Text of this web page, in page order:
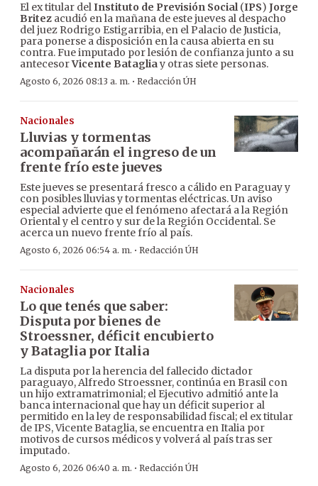
El ex titular delInstituto de Previsión Social(IPS) Jorge
Britez acudió en la mañana de este jueves al despacho
del juez Rodrigo Estigarribia, en el Palacio de Justicia,
para ponerse a disposición en la causa abierta en su
contra. Fue imputado por lesión de confianza junto a su
antecesorVicente Batagliay otras siete personas.
Agosto 6, 2026 08:13 a. m. · Redacción ÚH
Nacionales
Lluvias y tormentas
acompañarán el ingreso de un
frente frío este jueves
Este jueves se presentará fresco a cálido en Paraguay y
con posibles lluvias y tormentas eléctricas. Un aviso
especial advierte que el fenómeno afectará a la Región
Oriental y el centro y sur de la Región Occidental. Se
acerca un nuevo frente frío al país.
Agosto 6, 2026 06:54 a. m. · Redacción ÚH
Nacionales
Lo que tenés que saber:
Disputa por bienes de
Stroessner, déficit encubierto
y Bataglia por Italia
La disputa por la herencia del fallecido dictador
paraguayo, Alfredo Stroessner, continúa en Brasil con
un hijo extramatrimonial; el Ejecutivo admitió ante la
banca internacional que hay un déficit superior al
permitido en la ley de responsabilidad fiscal; el ex titular
de IPS, Vicente Bataglia, se encuentra en Italia por
motivos de cursos médicos y volverá al país tras ser
imputado.
Agosto 6, 2026 06:40 a. m. · Redacción ÚH